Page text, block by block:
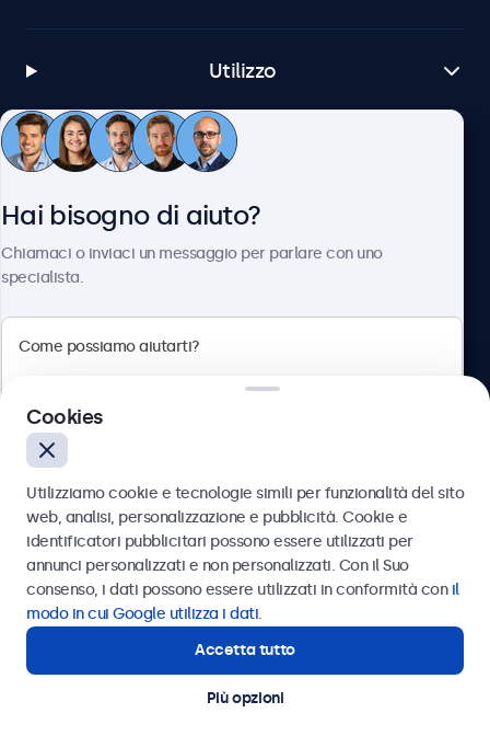
Utilizzo
Servizio Clienti
Italiano
© 2026 Beetronics
Hai bisogno di aiuto?
Chiamaci o inviaci un messaggio per parlare con uno
specialista.
Inviare
Oppure chiamaci al
Contatta i nostri esperti
Cookies
Utilizziamo cookie e tecnologie simili per funzionalità del sito
web, analisi, personalizzazione e pubblicità. Cookie e
identificatori pubblicitari possono essere utilizzati per
annunci personalizzati e non personalizzati. Con il Suo
consenso, i dati possono essere utilizzati in conformità con il
modo in cui Google utilizza i dati.
Accetta tutto
Più opzioni